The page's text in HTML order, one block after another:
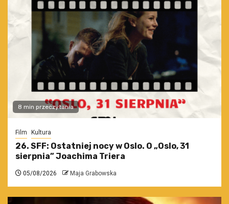
8 min przeczytania
Film Kultura
26. SFF: Ostatniej nocy w Oslo. O „Oslo, 31
sierpnia” Joachima Triera
05/08/2026 Maja Grabowska